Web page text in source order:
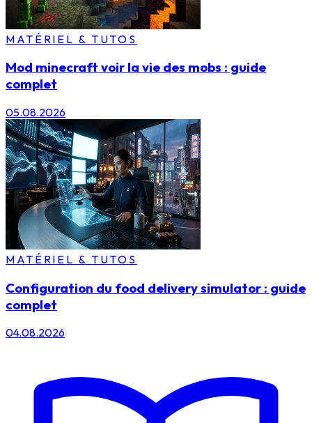
MATÉRIEL & TUTOS
Mod minecraft voir la vie des mobs : guide
complet
05.08.2026
MATÉRIEL & TUTOS
Configuration du food delivery simulator : guide
complet
04.08.2026